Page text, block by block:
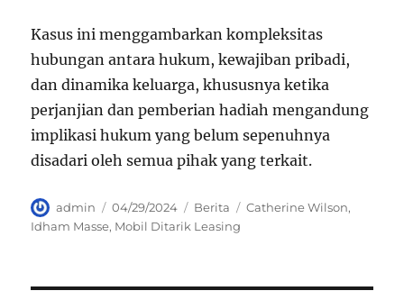
Kasus ini menggambarkan kompleksitas
hubungan antara hukum, kewajiban pribadi,
dan dinamika keluarga, khususnya ketika
perjanjian dan pemberian hadiah mengandung
implikasi hukum yang belum sepenuhnya
disadari oleh semua pihak yang terkait.
Author
admin
Posted
on
04/29/2024 Categories
Berita Tags
Catherine Wilson,
Idham Masse, Mobil Ditarik Leasing